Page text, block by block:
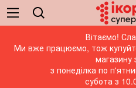
Вітаємо!
Ми вже працюємо, тож
магазину
з понеділка по
субота з